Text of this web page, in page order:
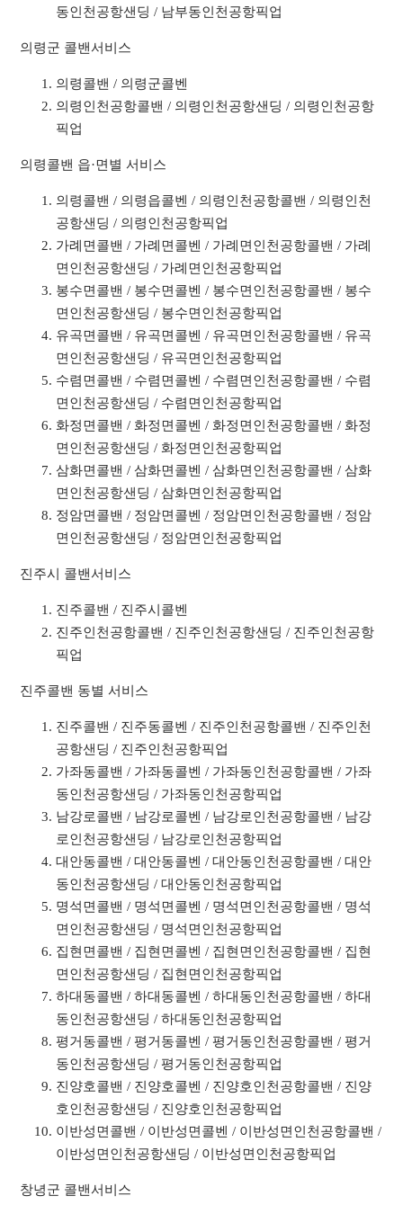
동인천공항샌딩 / 남부동인천공항픽업
의령군 콜밴서비스
의령콜밴 / 의령군콜벤
의령인천공항콜밴 / 의령인천공항샌딩 / 의령인천공항
픽업
의령콜밴 읍·면별 서비스
의령콜밴 / 의령읍콜벤 / 의령인천공항콜밴 / 의령인천
공항샌딩 / 의령인천공항픽업
가례면콜밴 / 가례면콜벤 / 가례면인천공항콜밴 / 가례
면인천공항샌딩 / 가례면인천공항픽업
봉수면콜밴 / 봉수면콜벤 / 봉수면인천공항콜밴 / 봉수
면인천공항샌딩 / 봉수면인천공항픽업
유곡면콜밴 / 유곡면콜벤 / 유곡면인천공항콜밴 / 유곡
면인천공항샌딩 / 유곡면인천공항픽업
수렴면콜밴 / 수렴면콜벤 / 수렴면인천공항콜밴 / 수렴
면인천공항샌딩 / 수렴면인천공항픽업
화정면콜밴 / 화정면콜벤 / 화정면인천공항콜밴 / 화정
면인천공항샌딩 / 화정면인천공항픽업
삼화면콜밴 / 삼화면콜벤 / 삼화면인천공항콜밴 / 삼화
면인천공항샌딩 / 삼화면인천공항픽업
정암면콜밴 / 정암면콜벤 / 정암면인천공항콜밴 / 정암
면인천공항샌딩 / 정암면인천공항픽업
진주시 콜밴서비스
진주콜밴 / 진주시콜벤
진주인천공항콜밴 / 진주인천공항샌딩 / 진주인천공항
픽업
진주콜밴 동별 서비스
진주콜밴 / 진주동콜벤 / 진주인천공항콜밴 / 진주인천
공항샌딩 / 진주인천공항픽업
가좌동콜밴 / 가좌동콜벤 / 가좌동인천공항콜밴 / 가좌
동인천공항샌딩 / 가좌동인천공항픽업
남강로콜밴 / 남강로콜벤 / 남강로인천공항콜밴 / 남강
로인천공항샌딩 / 남강로인천공항픽업
대안동콜밴 / 대안동콜벤 / 대안동인천공항콜밴 / 대안
동인천공항샌딩 / 대안동인천공항픽업
명석면콜밴 / 명석면콜벤 / 명석면인천공항콜밴 / 명석
면인천공항샌딩 / 명석면인천공항픽업
집현면콜밴 / 집현면콜벤 / 집현면인천공항콜밴 / 집현
면인천공항샌딩 / 집현면인천공항픽업
하대동콜밴 / 하대동콜벤 / 하대동인천공항콜밴 / 하대
동인천공항샌딩 / 하대동인천공항픽업
평거동콜밴 / 평거동콜벤 / 평거동인천공항콜밴 / 평거
동인천공항샌딩 / 평거동인천공항픽업
진양호콜밴 / 진양호콜벤 / 진양호인천공항콜밴 / 진양
호인천공항샌딩 / 진양호인천공항픽업
이반성면콜밴 / 이반성면콜벤 / 이반성면인천공항콜밴 /
이반성면인천공항샌딩 / 이반성면인천공항픽업
창녕군 콜밴서비스